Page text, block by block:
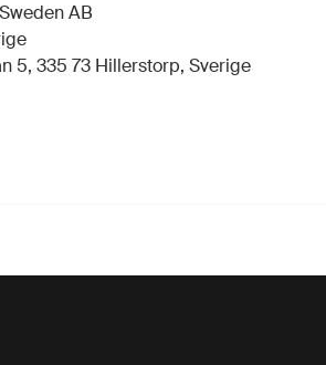
AB
5, 335 73 Hillerstorp, Sverige